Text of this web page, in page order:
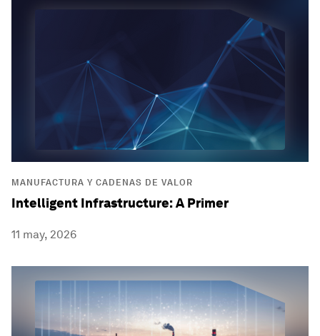
MANUFACTURA Y CADENAS DE VALOR
Intelligent Infrastructure: A Primer
11 may, 2026